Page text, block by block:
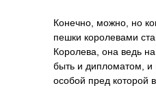
Конечно, можно, но
пешки королевами
Королева, она ведь
быть и дипломатом,
особой пред которой